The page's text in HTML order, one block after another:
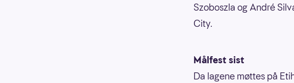
Szoboszla og André
City.
Målfest sist
Da lagene møttes på